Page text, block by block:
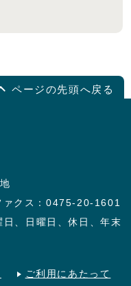
ページの先頭へ戻る
クス：0475-20-1601
、日曜日、休日、年末
ご利用にあたって